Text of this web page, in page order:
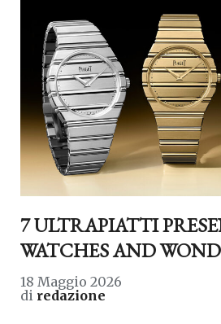
7 ULTRAPIATTI
WATCHES AND
18 Maggio 2026
di redazione